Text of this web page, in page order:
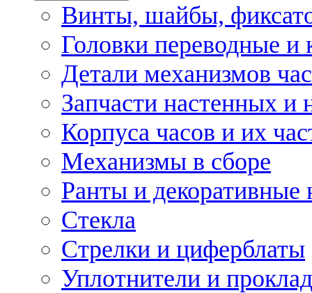
Винты, шайбы,
Головки переводные и
Детали механизмов
Запчасти настенных и
Корпуса часов и их
Механизмы в сборе
Ранты и декоративные
Стекла
Стрелки и циферблаты
Уплотнители и